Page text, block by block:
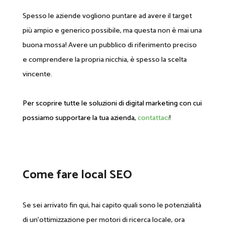
Spesso le aziende vogliono puntare ad avere il target
più ampio e generico possibile, ma questa non è mai una
buona mossa! Avere un pubblico di riferimento preciso
e comprendere la propria nicchia, è spesso la scelta
vincente.
Per scoprire tutte le soluzioni di digital marketing con cui
possiamo supportare la tua azienda,contattaci!
Come fare local SEO
Se sei arrivato fin qui, hai capito quali sono le potenzialità
di un’ottimizzazione per motori di ricerca locale, ora